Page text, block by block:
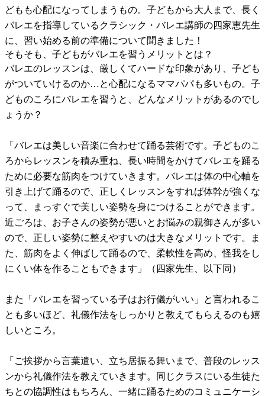
どもも心配になってしまうもの。子どもから大人まで、長く
バレエを指導しているクラシック・バレエ講師の四家恵先生
に、習い始める前の準備について聞きました！
そもそも、子どもがバレエを習うメリットとは？
バレエのレッスンは、厳しくてハードな印象があり、子ども
がついていけるのか…と心配になるママパパも多いもの。子
どものころにバレエを習うと、どんなメリットがあるのでし
ょうか？
「バレエは美しい音楽に合わせて踊る芸術です。子どものこ
ろからレッスンを積み重ね、長い時間をかけてバレエを踊る
ために必要な筋肉をつけていきます。バレエは体の中心軸を
引き上げて踊るので、正しくレッスンをすれば体幹が強くな
って、まっすぐで美しい姿勢を身につけることができます。
近ごろは、お子さんの姿勢が悪いとお悩みの親御さんが多い
ので、正しい姿勢に整えやすいのは大きなメリットです。ま
た、筋肉をよく伸ばして踊るので、柔軟性を高め、怪我をし
にくい体を作ることもできます」（四家先生、以下同）
また「バレエを習っている子はお行儀がいい」と言われるこ
とも多いほど、礼儀作法をしっかりと教えてもらえるのも嬉
しいところ。
「ご挨拶から言葉遣い、立ち居振る舞いまで、普段のレッス
ンから礼儀作法を教えていきます。同じクラスにいる生徒た
ちとの協調性はもちろん、一緒に踊るためのコミュニケーシ